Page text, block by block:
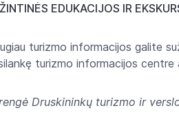
EDUKACIJOS IR
turizmo informacijos galite
turizmo informacijos centre
Druskininkų turizmo ir